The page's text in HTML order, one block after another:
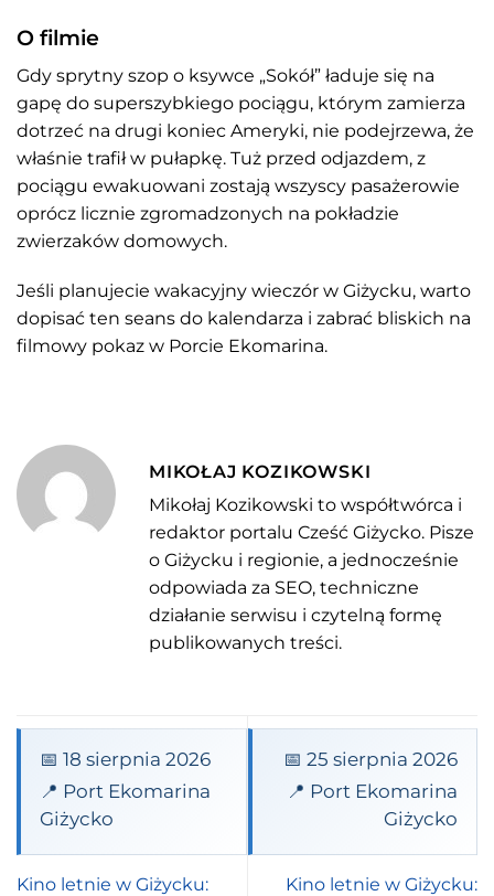
O filmie
Gdy sprytny szop o ksywce „Sokół” ładuje się na
gapę do superszybkiego pociągu, którym zamierza
dotrzeć na drugi koniec Ameryki, nie podejrzewa, że
właśnie trafił w pułapkę. Tuż przed odjazdem, z
pociągu ewakuowani zostają wszyscy pasażerowie
oprócz licznie zgromadzonych na pokładzie
zwierzaków domowych.
Jeśli planujecie wakacyjny wieczór w Giżycku, warto
dopisać ten seans do kalendarza i zabrać bliskich na
filmowy pokaz w Porcie Ekomarina.
MIKOŁAJ KOZIKOWSKI
Mikołaj Kozikowski to współtwórca i
redaktor portalu Cześć Giżycko. Pisze
o Giżycku i regionie, a jednocześnie
odpowiada za SEO, techniczne
działanie serwisu i czytelną formę
publikowanych treści.
📅 18 sierpnia 2026
📍 Port Ekomarina
Giżycko
Kino letnie w Giżycku:
📅 25 sierpnia 2026
📍 Port Ekomarina
Giżycko
Kino letnie w Giżycku: